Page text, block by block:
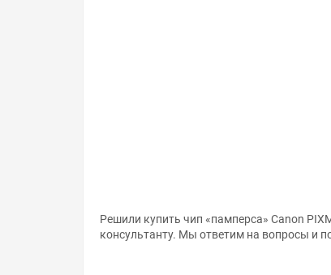
консультанту. Мы ответим на вопросы и